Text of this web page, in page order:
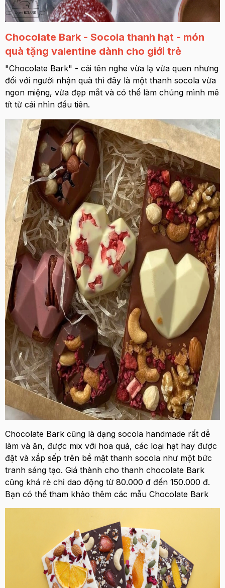
Chocolate Bark - Socola thanh hạt - món
quà tặng valentine dành cho giới trẻ
"Chocolate Bark" - cái tên nghe vừa lạ vừa quen nhưng
đối với người nhận quà thì đây là một thanh socola vừa
ngon miệng, vừa đẹp mắt và có thể làm chúng mình mê
tít từ cái nhìn đầu tiên.
Chocolate Bark cũng là dạng socola handmade rất dễ
làm và ăn, được mix với hoa quả, các loại hạt hay được
đặt và xắp sếp trên bề mặt thanh socola như một bức
tranh sáng tạo. Giá thành cho thanh chocolate Bark
cũng khá rẻ chỉ dao động từ 80.000 đ đến 150.000 đ.
Bạn có thể tham khảo thêm các mẫu Chocolate Bark